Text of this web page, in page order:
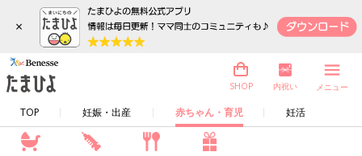
×
TOP 妊娠・出産 赤ちゃん・育児 妊活
SHOP 内祝い メニュー